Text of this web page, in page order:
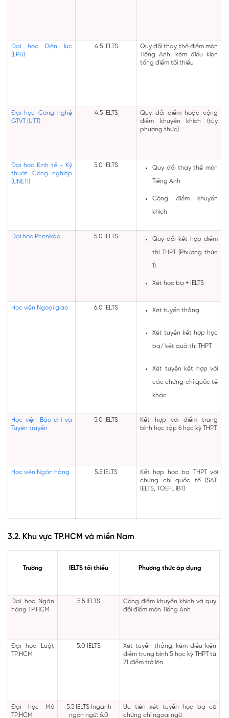
Đại học Điện lực
(EPU)
4.5 IELTS
Quy đổi thay thế điểm môn
Tiếng Anh, kèm điều kiện
tổng điểm tối thiểu
Đại học Công nghệ
GTVT (UTT)
4.5 IELTS
Quy đổi điểm hoặc cộng
điểm khuyến khích (tùy
phương thức)
Đại học Kinh tế - Kỹ
thuật Công nghiệp
(UNETI)
5.0 IELTS
Quy đổi thay thế môn
Tiếng Anh
Cộng điểm khuyến
khích
Đại học Phenikaa 5.0 IELTS
Quy đổi kết hợp điểm
thi THPT (Phương thức
1)
Xét học bạ + IELTS
Học viện Ngoại giao 6.0 IELTS Xét tuyển thằng
Xét tuyển kết hợp học
bạ/ kết quả thi THPT
Xét tuyển kết hợp với
các chứng chỉ quốc tế
khác
Học viện Báo chí và
Tuyên truyền
5.0 IELTS
Kết hợp với điểm trung
bình học tập 6 học kỳ THPT
Học viện Ngân hàng 5.5 IELTS
Kết hợp học bạ THPT với
chứng chỉ quốc tế (SAT,
IELTS, TOEFL iBT)
3.2. Khu vực TP.HCM và miền Nam
Trường IELTS tối thiểu Phương thức áp dụng
Đại học Ngân
hàng TP.HCM
5.5 IELTS
Cộng điểm khuyến khích và quy
đổi điểm môn Tiếng Anh
Đại học Luật
TP.HCM
5.0 IELTS
Xét tuyển thẳng, kèm điều kiện
điểm trung bình 5 học kỳ THPT từ
21 điểm trở lên
Đại học Mở
TP.HCM
5.5 IELTS (ngành
ngôn ngữ: 6.0
Ưu tiên xét tuyển học bạ có
chứng chỉ ngoại ngữ